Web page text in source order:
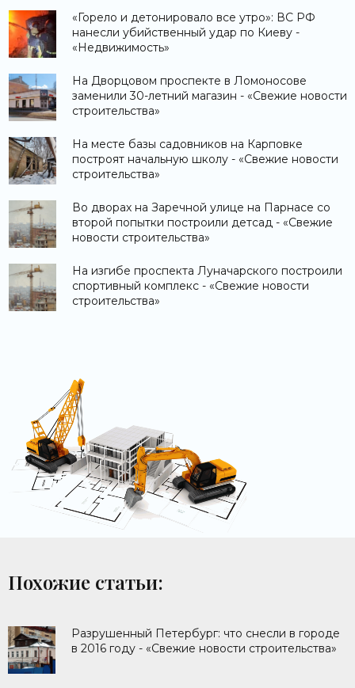
«Горело и детонировало все утро»: ВС РФ
нанесли убийственный удар по Киеву -
«Недвижимость»
На Дворцовом проспекте в Ломоносове
заменили 30-летний магазин - «Свежие новости
строительства»
На месте базы садовников на Карповке
построят начальную школу - «Свежие новости
строительства»
Во дворах на Заречной улице на Парнасе со
второй попытки построили детсад - «Свежие
новости строительства»
На изгибе проспекта Луначарского построили
спортивный комплекс - «Свежие новости
строительства»
Похожие статьи:
Разрушенный Петербург: что снесли в городе
в 2016 году - «Свежие новости строительства»